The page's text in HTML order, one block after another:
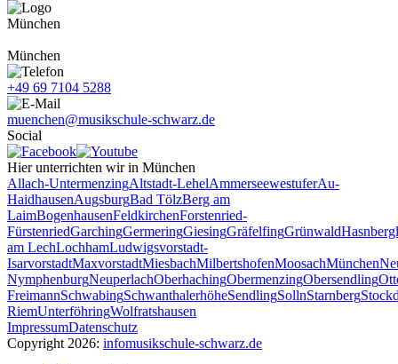
München
München
+49 69 7104 5288
muenchen@musikschule-schwarz.de
Social
Hier unterrichten wir in München
Allach-UntermenzingAltstadt-LehelAmmerseewestuferAu-
HaidhausenAugsburgBad TölzBerg am
LaimBogenhausenFeldkirchenForstenried-
FürstenriedGarchingGermeringGiesingGräfelfingGrünwaldHasnbergl
am LechLochhamLudwigsvorstadt-
IsarvorstadtMaxvorstadtMiesbachMilbertshofenMoosachMünchen
NymphenburgNeuperlachOberhachingObermenzingObersendling
FreimannSchwabingSchwanthalerhöheSendlingSollnStarnberg
RiemUnterföhringWolfratshausen
ImpressumDatenschutz
Copyright 2026: infomusikschule-schwarz.de